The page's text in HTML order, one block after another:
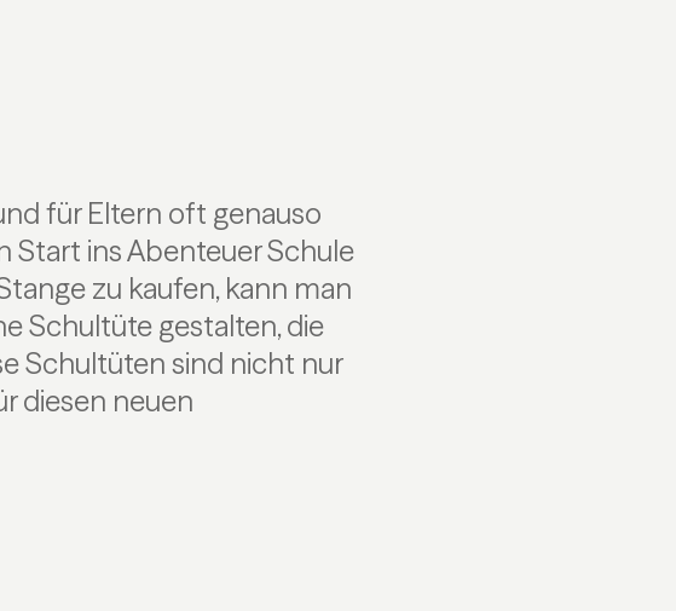
für Eltern oft genauso
Start ins Abenteuer Schule
zu kaufen, kann man
Schultüte gestalten, die
Schultüten sind nicht nur
diesen neuen